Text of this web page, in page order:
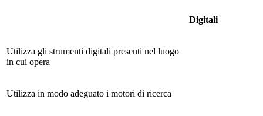
Digitali
Utilizza gli strumenti digitali presenti nel luogo
in cui opera
Utilizza in modo adeguato i motori di ricerca